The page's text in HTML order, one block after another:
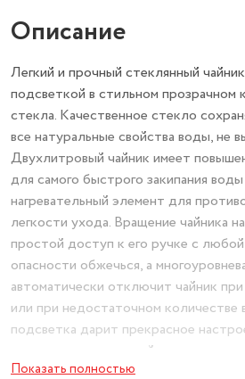
Описание
Легкий и прочный стеклянный
подсветкой в стильном прозрачном
стекла. Качественное стекло
все натуральные свойства воды, не
Двухлитровый чайник имеет
для самого быстрого закипания
нагревательный элемент для
легкости ухода. Вращение чайника
простой доступ к его ручке с
опасности обжечься, а
автоматически отключит чайник
или при недостаточном
подсветка дарит прекрасное
пузырьках закипающей воды.
Показать полностью